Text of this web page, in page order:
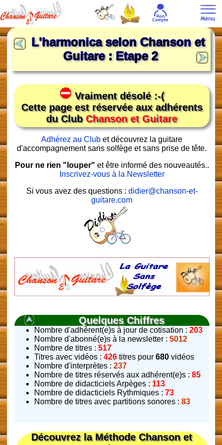
L'harmonica selon Chanson et
Guitare : Etape 2
Vraiment désolé :-(
Cette page est réservée aux adhérents
du ClubChanson et Guitare
Adhérez au Club et découvrez la guitare
d'accompagnement sans solfège et sans prise de tête.
Pour ne rien "louper" et être informé des nouveautés..
Inscrivez-vous à la Newsletter
Si vous avez des questions : didier@chanson-et-
guitare.com
Quelques Chiffres
Nombre d'adhérent(e)s à jour de cotisation : 203
Nombre d'abonné(e)s à la newsletter : 5012
Nombre de titres : 517
Titres avec vidéos : 426 titres pour 680 vidéos
Nombre d'interprètes : 237
Nombre de titres réservés aux adhérent(e)s : 85
Nombre de didacticiels Arpèges : 113
Nombre de didacticiels Rythmiques : 73
Nombre de titres avec partitions sonores : 83
Découvrez la Méthode Chanson et